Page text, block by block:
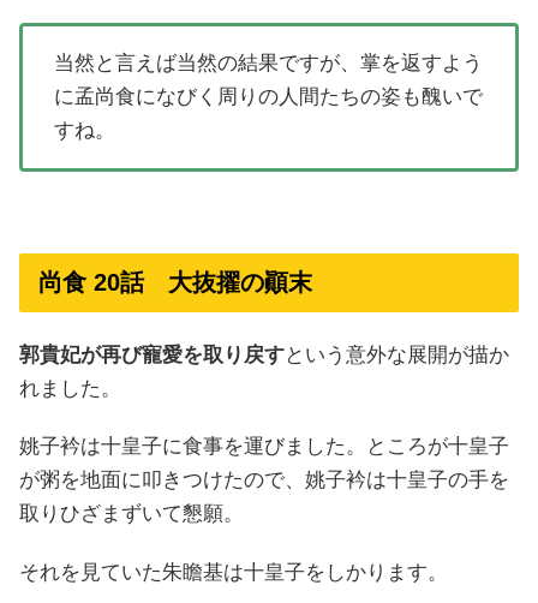
当然と言えば当然の結果ですが、掌を返すよう
に孟尚食になびく周りの人間たちの姿も醜いで
すね。
尚食 20話 大抜擢の顚末
郭貴妃が再び寵愛を取り戻すという意外な展開が描か
れました。
姚子衿は十皇子に食事を運びました。ところが十皇子
が粥を地面に叩きつけたので、姚子衿は十皇子の手を
取りひざまずいて懇願。
それを見ていた朱瞻基は十皇子をしかります。